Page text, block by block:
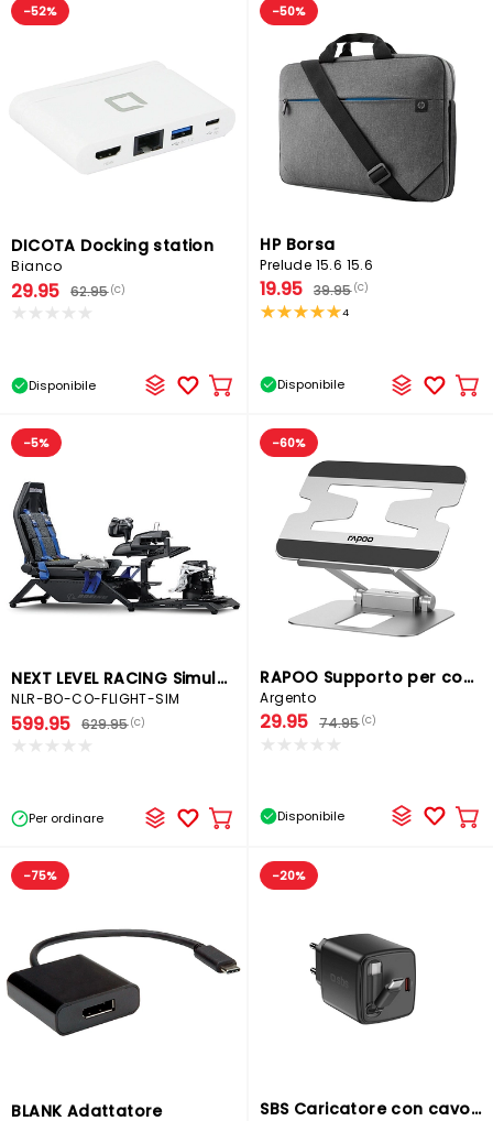
-52%
DICOTA Docking station
Bianco
29.95 62.95 (C)
Disponibile Aggiungere
carrello
-50%
HP Borsa
Prelude 15.6 15.6
19.95 39.95 (C)
4
Disponibile
-5%
NEXT LEVEL RACING Simulatore di volo
NLR-BO-CO-FLIGHT-SIM
599.95 629.95 (C)
Per ordinare Aggiungere
carrello
-60%
RAPOO Supporto per computer
Argento
29.95 74.95 (C)
Disponibile
-75%
BLANK Adattatore
-20%
SBS Caricatore con cavo retrattile